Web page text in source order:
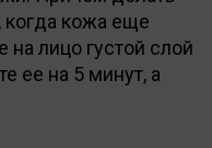
когда кожа еще
на лицо густой слой
ее на 5 минут, а